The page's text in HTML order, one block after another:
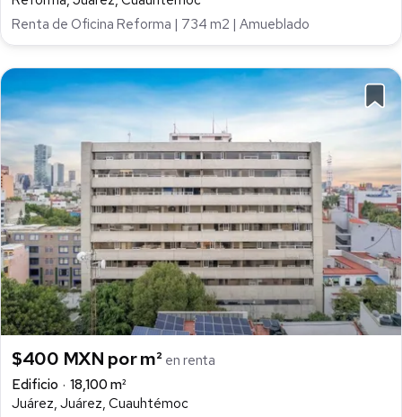
Renta de Oficina Reforma | 734 m2 | Amueblado
$400 MXN por m² en renta
Edificio
18,100 m²
Juárez, Juárez, Cuauhtémoc